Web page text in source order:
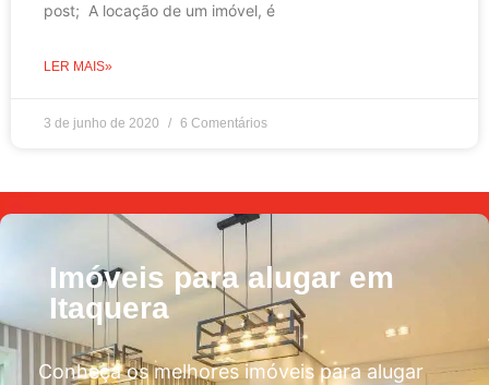
post; A locação de um imóvel, é
LER MAIS»
3 de junho de 2020 6 Comentários
Imóveis para alugar em
Itaquera
Conheça os melhores imóveis para alugar